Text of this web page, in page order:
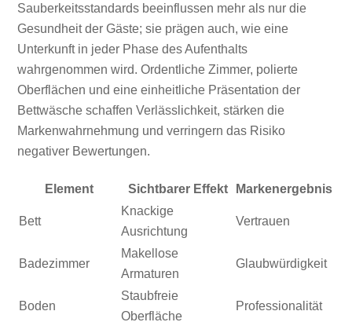
Sauberkeitsstandards beeinflussen mehr als nur die
Gesundheit der Gäste; sie prägen auch, wie eine
Unterkunft in jeder Phase des Aufenthalts
wahrgenommen wird. Ordentliche Zimmer, polierte
Oberflächen und eine einheitliche Präsentation der
Bettwäsche schaffen Verlässlichkeit, stärken die
Markenwahrnehmung und verringern das Risiko
negativer Bewertungen.
Element Sichtbarer Effekt Markenergebnis
Bett
Knackige
Ausrichtung
Vertrauen
Badezimmer
Makellose
Armaturen
Glaubwürdigkeit
Boden
Staubfreie
Oberfläche
Professionalität